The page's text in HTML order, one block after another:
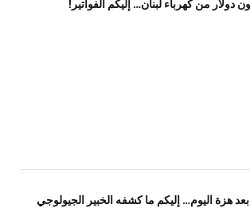
بعد هزة اليوم… إليكم ما كشفه الخبير الجيولوجي